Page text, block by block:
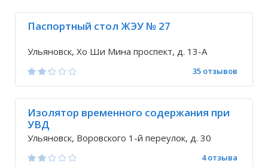
Паспортный стол ЖЭУ № 27
Ульяновск, Хо Ши Мина проспект, д. 13-А
35 отзывов
Изолятор временного содержания при
УВД
Ульяновск, Воровского 1-й переулок, д. 30
4 отзыва